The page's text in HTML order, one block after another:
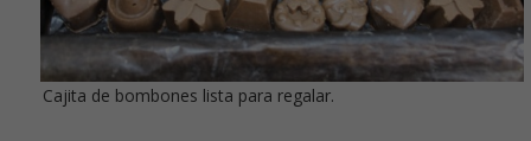
Cajita de bombones lista para regalar.